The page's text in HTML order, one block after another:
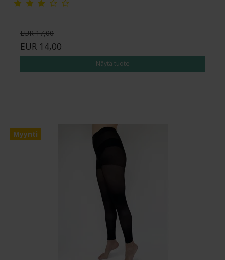
EUR 17,00
EUR 14,00
Näytä tuote
Myynti